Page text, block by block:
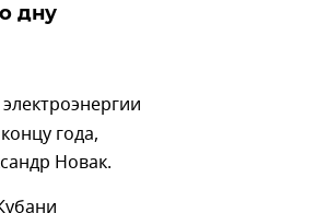
дну
года,
Новак.